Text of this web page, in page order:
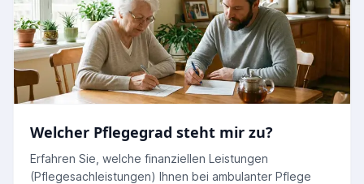
Welcher Pflegegrad steht mir zu?
Erfahren Sie, welche finanziellen Leistungen
(Pflegesachleistungen) Ihnen bei ambulanter Pflege